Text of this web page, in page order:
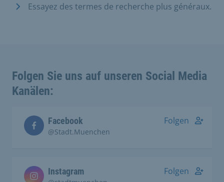
Essayez des termes de recherche plus généraux.
Folgen Sie uns auf unseren Social Media
Kanälen:
Facebook
@Stadt.Muenchen
Folgen
Instagram Folgen